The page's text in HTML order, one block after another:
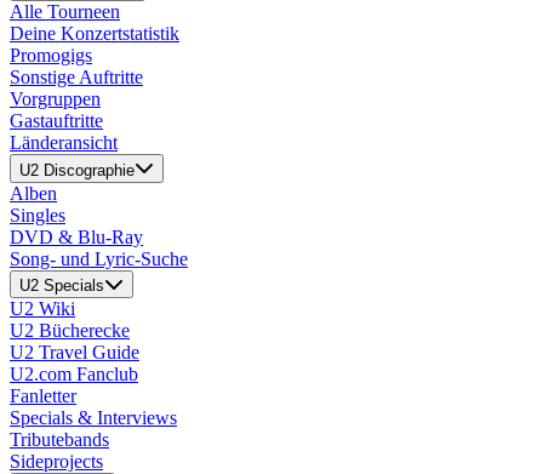
Alle Tourneen
Deine Konzertstatistik
Promogigs
Sonstige Auftritte
Vorgruppen
Gastauftritte
Länderansicht
U2 Discographie
Alben
Singles
DVD & Blu-Ray
Song- und Lyric-Suche
U2 Specials
U2 Wiki
U2 Bücherecke
U2 Travel Guide
U2.com Fanclub
Fanletter
Specials & Interviews
Tributebands
Sideprojects